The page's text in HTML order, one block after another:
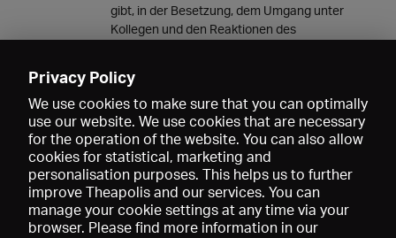
gibt, in der Besetzung, dem Umgang unter
Kollegen und den Reaktionen des
25.02.2023 19:01
Privacy Policy
We use cookies to make sure that you can optimally
use our website. We use cookies that are necessary
for the operation of the website. You can also allow
cookies for statistical, marketing and
personalisation purposes. This helps us to further
improve Theapolis and our services. You can
manage your cookie settings at any time via your
browser. Please find more information in our